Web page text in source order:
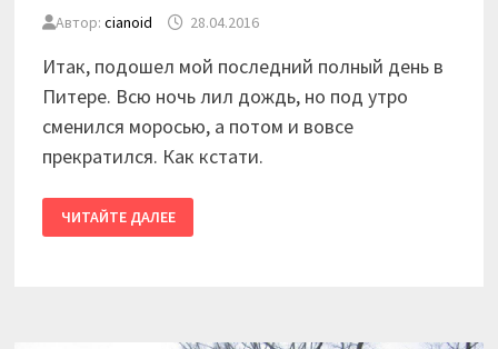
Автор: cianoid 28.04.2016
Итак, подошел мой последний полный день в
Питере. Всю ночь лил дождь, но под утро
сменился моросью, а потом и вовсе
прекратился. Как кстати.
/
КАЛИНИНГРАД
ЧИТАЙТЕ ДАЛЕЕ